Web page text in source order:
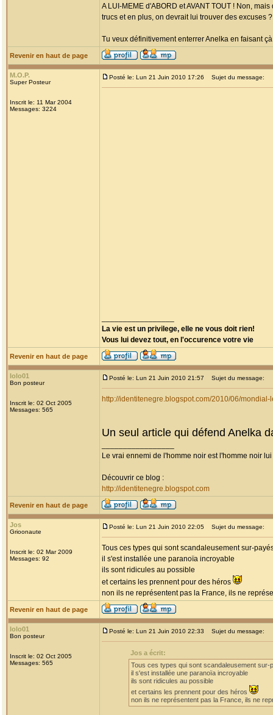
A LUI-MEME d'ABORD et AVANT TOUT ! Non,
trucs et en plus, on devrait lui trouver des excuses ?
Tu veux définitivement enterrer Anelka en faisant
Revenir en haut de page
M.O.P.
Super Posteur
Inscrit le: 11 Mar 2004
Messages: 3224
Posté le: Lun 21 Juin 2010 17:26 Sujet du message:
La vie est un privilege, elle ne vous doit rien!
Vous lui devez tout, en l'occurence votre vie
Revenir en haut de page
lolo01
Bon posteur
Inscrit le: 02 Oct 2005
Messages: 565
Posté le: Lun 21 Juin 2010 21:57 Sujet du message:
http://identitenegre.blogspot.com/2010/06/
Un seul article qui défend Anelka
Le vrai ennemi de l'homme noir est l'homme noir
Découvrir ce blog :
http://identitenegre.blogspot.com
Revenir en haut de page
Jos
Grioonaute
Inscrit le: 02 Mar 2009
Messages: 92
Posté le: Lun 21 Juin 2010 22:05 Sujet du message:
Tous ces types qui sont scandaleusement sur-
il s'est installée une paranoïa incroyable
ils sont ridicules au possible
et certains les prennent pour des héros
non ils ne représentent pas la France, ils ne
Revenir en haut de page
lolo01
Bon posteur
Inscrit le: 02 Oct 2005
Messages: 565
Posté le: Lun 21 Juin 2010 22:33 Sujet du message:
Jos a écrit:
Tous ces types qui sont scandaleusement
il s'est installée une paranoïa incroyable
ils sont ridicules au possible
et certains les prennent pour des héros
non ils ne représentent pas la France, ils ne